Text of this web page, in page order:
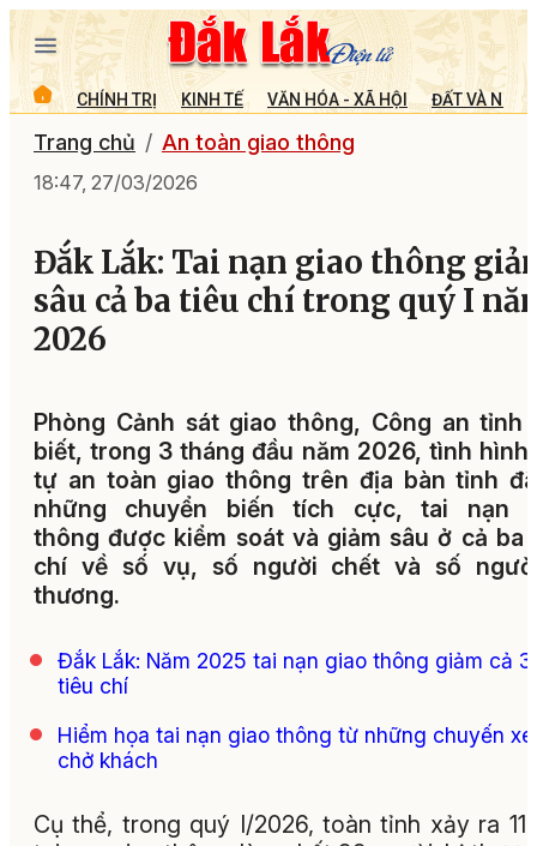
CHÍNH TRỊ KINH TẾ VĂN HÓA - XÃ HỘI ĐẤT VÀ
Trang chủ An toàn giao thông
18:47, 27/03/2026
Đắk Lắk: Tai nạn giao thông
sâu cả ba tiêu chí trong quý I
2026
Phòng Cảnh sát giao thông, Công an tỉnh
biết, trong 3 tháng đầu năm 2026, tình hình
tự an toàn giao thông trên địa bàn tỉnh
những chuyển biến tích cực, tai nạn
thông được kiểm soát và giảm sâu ở cả ba
chí về số vụ, số người chết và số
thương.
Đắk Lắk: Năm 2025 tai nạn giao thông giảm cả 3
tiêu chí
Hiểm họa tai nạn giao thông từ những chuyến xe
chở khách
Cụ thể, trong quý I/2026, toàn tỉnh xảy ra